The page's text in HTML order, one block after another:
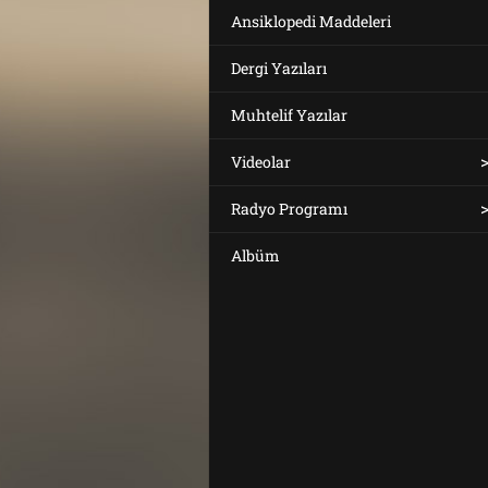
Ansiklopedi Maddeleri
Dergi Yazıları
Muhtelif Yazılar
Videolar
Radyo Programı
Albüm